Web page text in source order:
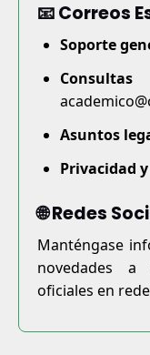
📧 Correos
Soporte
Asuntos
Privacidad
🌐 Redes
Manténgase
novedades a
oficiales en